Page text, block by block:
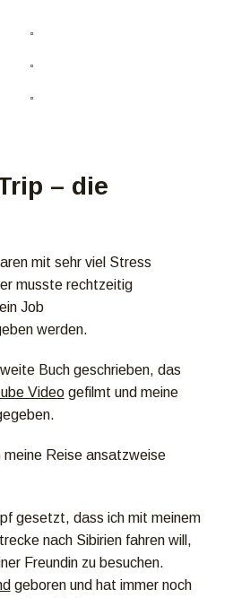
– die
mit sehr viel Stress
musste rechtzeitig
Job
werden.
Buch geschrieben, das
Videogefilmt und meine
meine Reise ansatzweise
gesetzt, dass ich mit meinem
nach Sibirien fahren will,
Freundin zu besuchen.
geboren und hat immer noch